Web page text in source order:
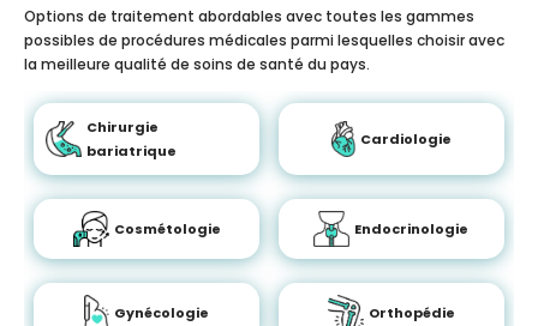
Options de traitement abordables avec toutes les gammes
possibles de procédures médicales parmi lesquelles choisir avec
la meilleure qualité de soins de santé du pays.
Chirurgie
bariatrique
Cardiologie
Cosmétologie Endocrinologie
Gynécologie Orthopédie